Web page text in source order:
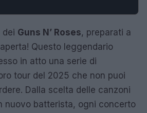
dei Guns N’ Roses, preparati a
Questo leggendario
in atto una serie di
tour del 2025 che non puoi
Dalla scelta delle canzoni
nuovo batterista, ogni concerto